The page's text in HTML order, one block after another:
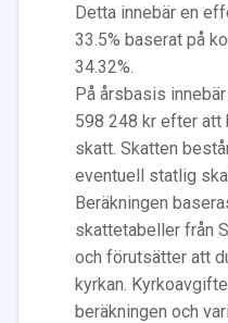
Detta innebär en
33.5% baserat på
34.32%.
På årsbasis
598 248 kr efter att
skatt. Skatten
eventuell statlig
Beräkningen
skattetabeller från
och förutsätter att
kyrkan.
beräkningen och